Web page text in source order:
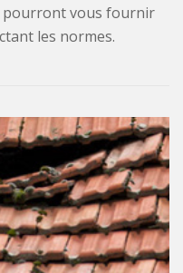
pourront vous fournir
les normes.